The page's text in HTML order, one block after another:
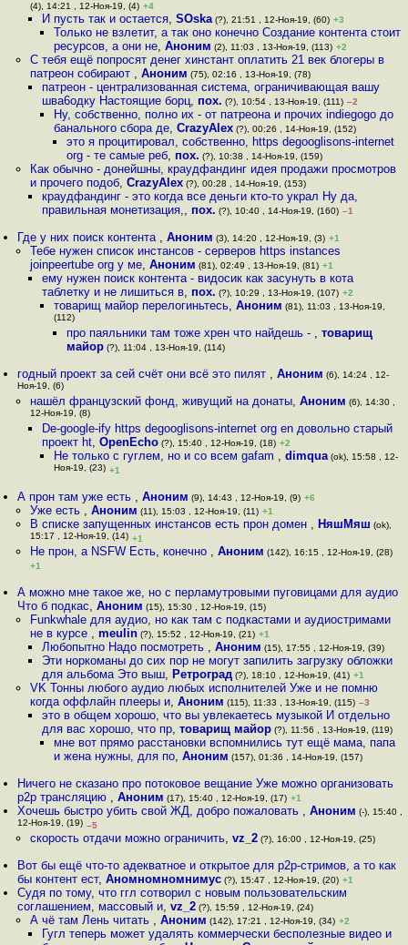
(4), 14:21 , 12-Ноя-19, (4) +4
И пусть так и остается, SOska(?), 21:51 , 12-Ноя-19, (60) +3
Только не взлетит, а так оно конечно Создание контента стоит
ресурсов, а они не,Аноним (2), 11:03 , 13-Ноя-19, (113) +2
С тебя ещё попросят денег хинстант оплатить 21 век блогеры в
патреон собирают , Аноним (75), 02:16 , 13-Ноя-19, (78)
патреон - централизованная система, ограничивающая вашу
шва6одку Настоящие борц, пох. (?), 10:54 , 13-Ноя-19, (111) –2
Ну, собственно, полно их - от патреона и прочих indiegogo до
банального сбора де,CrazyAlex (?), 00:26 , 14-Ноя-19, (152)
это я процитировал, собственно, https degooglisons-internet
org - те самые реб, пох. (?), 10:38 , 14-Ноя-19, (159)
Как обычно - донейшны, краудфандинг идея продажи просмотров
и прочего подоб, CrazyAlex(?), 00:28 , 14-Ноя-19, (153)
краудфандинг - это когда все деньги кто-то украл Ну да,
правильная монетизация,, пох. (?), 10:40 , 14-Ноя-19, (160) –1
Где у них поиск контента ,Аноним (3), 14:20 , 12-Ноя-19, (3) +1
Тебе нужен список инстансов - серверов https instances
joinpeertube org у ме, Аноним (81), 02:49 , 13-Ноя-19, (81) +1
ему нужен поиск контента - видосик как засунуть в кота
таблетку и не лишиться в, пох. (?), 10:29 , 13-Ноя-19, (107) +2
товарищ майор перелогиньтесь,Аноним (81), 11:03 , 13-Ноя-19,
(112)
про паяльники там тоже хрен что найдешь - , товарищ
майор(?), 11:04 , 13-Ноя-19, (114)
годный проект за сей счёт они всё это пилят ,Аноним (6), 14:24 , 12-
Ноя-19, (6)
нашёл французский фонд, живущий на донаты, Аноним (6), 14:30 ,
12-Ноя-19, (8)
De-google-ify https degooglisons-internet org en довольно старый
проект ht, OpenEcho(?), 15:40 , 12-Ноя-19, (18) +2
Не только с гуглем, но и со всем gafam ,dimqua (ok), 15:58 , 12-
Ноя-19, (23) +1
А прон там уже есть ,Аноним (9), 14:43 , 12-Ноя-19, (9) +6
Уже есть , Аноним (11), 15:03 , 12-Ноя-19, (11) +1
В списке запущенных инстансов есть прон домен , НяшМяш (ok),
15:17 , 12-Ноя-19, (14) +1
Не прон, а NSFW Есть, конечно , Аноним (142), 16:15 , 12-Ноя-19, (28)
+1
А можно мне такое же, но с перламутровыми пуговицами для аудио
Что б подкас,Аноним (15), 15:30 , 12-Ноя-19, (15)
Funkwhale для аудио, но как там с подкастами и аудиостримами
не в курсе , meulin(?), 15:52 , 12-Ноя-19, (21) +1
Любопытно Надо посмотреть , Аноним (15), 17:55 , 12-Ноя-19, (39)
Эти норкоманы до сих пор не могут запилить загрузку обложки
для альбома Это выш, Ретроград(?), 18:10 , 12-Ноя-19, (41) +1
VK Тонны любого аудио любых исполнителей Уже и не помню
когда оффлайн плееры и, Аноним (115), 11:33 , 13-Ноя-19, (115) –3
это в общем хорошо, что вы увлекаетесь музыкой И отдельно
для вас хорошо, что пр, товарищ майор(?), 11:56 , 13-Ноя-19, (119)
мне вот прямо расстановки вспомнились тут ещё мама, папа
и жена нужны, для по,Аноним (157), 01:36 , 14-Ноя-19, (157)
Ничего не сказано про потоковое вещание Уже можно организовать
p2p трансляцию ,Аноним (17), 15:40 , 12-Ноя-19, (17) +1
Хочешь быстро убить свой ЖД, добро пожаловать ,Аноним (-), 15:40 ,
12-Ноя-19, (19) –5
скорость отдачи можно ограничить, vz_2(?), 16:00 , 12-Ноя-19, (25)
Вот бы ещё что-то адекватное и открытое для p2p-стримов, а то как
бы контент ест,Аномномномнимус (?), 15:47 , 12-Ноя-19, (20) +1
Судя по тому, что ггл сотворил с новым пользовательским
соглашением, массовый и,vz_2 (?), 15:59 , 12-Ноя-19, (24)
А чё там Лень читать , Аноним (142), 17:21 , 12-Ноя-19, (34) +2
Гугл теперь может удалять коммерчески бесполезные видео и